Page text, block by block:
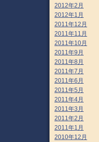
2012年2月
2012年1月
2011年12月
2011年11月
2011年10月
2011年9月
2011年8月
2011年7月
2011年6月
2011年5月
2011年4月
2011年3月
2011年2月
2011年1月
2010年12月